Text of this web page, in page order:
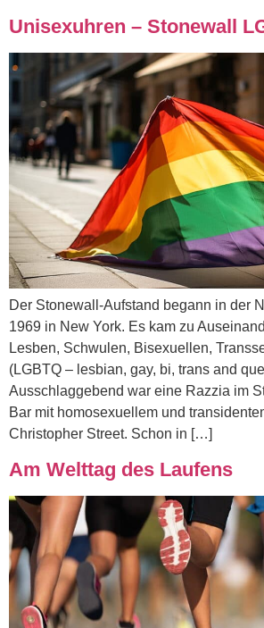
Unisexuhren – Stonewall
Der Stonewall-Aufstand begann in der
1969 in New York. Es kam zu
Lesben, Schwulen, Bisexuellen,
(LGBTQ – lesbian, gay, bi, trans and
Ausschlaggebend war eine Razzia im
Bar mit homosexuellem und
Christopher Street. Schon in […]
Am Welttag des Laufens